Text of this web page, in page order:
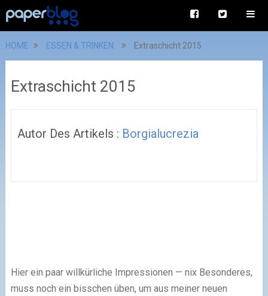
HOME ESSEN & TRINKEN Extraschicht 2015
Extraschicht 2015
Autor Des Artikels : Borgialucrezia
Hier ein paar willkürliche Impressionen — nix Besonderes,
muss noch ein bisschen üben, um aus meiner neuen